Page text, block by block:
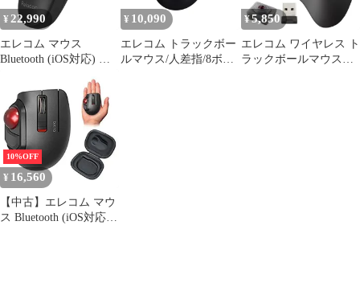
¥ 22,990
エレコム マウス
Bluetooth (iOS対応) ト
タイプ Relacon メディ
アコントロールボタン
搭載 静音 ブラック M-
RT1BRBK
¥ 10,090
エレコム トラックボー
ルマウス/人差指/8ボタ
¥5,850
エレコム ワイヤレス ト
ラックボールマウス
10%OFF
¥ 16,560
【中古】エレコム マウ
ス Bluetooth (iOS対応)